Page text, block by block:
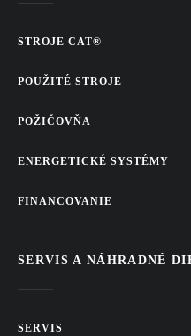
STROJE CAT®
POUŽITÉ STROJE
POŽIČOVŇA
ENERGETICKÉ SYSTÉMY
FINANCOVANIE
SERVIS A NÁHRADNÉ
SERVIS